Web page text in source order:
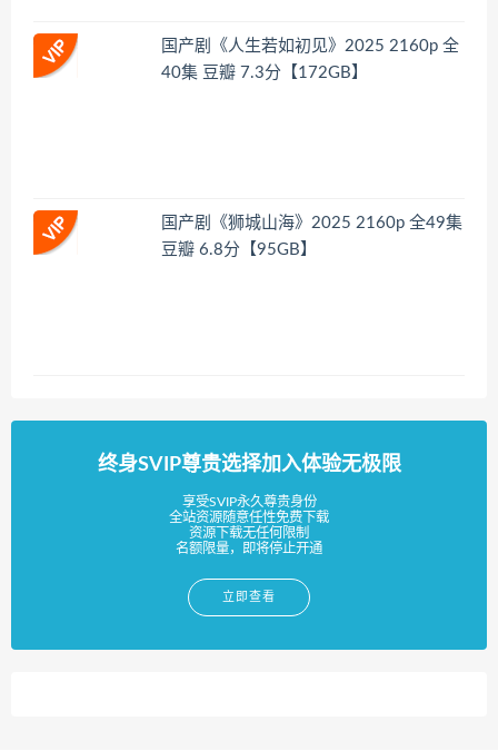
国产剧《人生若如初见》2025 2160p 全
40集 豆瓣 7.3分【172GB】
国产剧《狮城山海》2025 2160p 全49集
豆瓣 6.8分【95GB】
终身SVIP尊贵选择加入体验无极限
享受SVIP永久尊贵身份
全站资源随意任性免费下载
资源下载无任何限制
名额限量，即将停止开通
立即查看